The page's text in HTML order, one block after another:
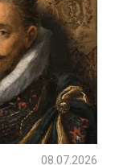
08.07.2026